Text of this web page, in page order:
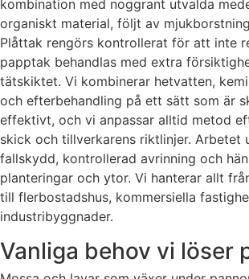
kombination med noggrant utvalda
organiskt material, följt av
Plåttak rengörs kontrollerat för att inte
papptak behandlas med extra
tätskiktet. Vi kombinerar hetvatten,
och efterbehandling på ett sätt som är
effektivt, och vi anpassar alltid metod
skick och tillverkarens riktlinjer. Arbetet
fallskydd, kontrollerad avrinning och
planteringar och ytor. Vi hanterar allt
till flerbostadshus, kommersiella
industribyggnader.
Vanliga behov vi löser